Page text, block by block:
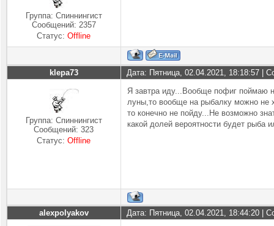
Группа: Спиннингист
Сообщений: 2357
Статус:Offline
klepa73 Дата: Пятница, 02.04.2021, 18:18:57 |
Группа: Спиннингист
Сообщений:323
Статус:Offline
Я завтра иду...Вообще пофиг поймаю
луны,то вообще на рыбалку можно не
то конечно не пойду...Не возможно
какой долей вероятности будет
alexpolyakov Дата: Пятница, 02.04.2021, 18:44:20 |